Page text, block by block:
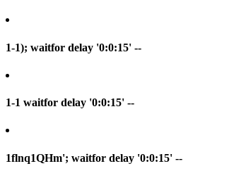
1-1); waitfor delay '0:0:15' --
1-1 waitfor delay '0:0:15' --
1flnq1QHm'; waitfor delay '0:0:15' --